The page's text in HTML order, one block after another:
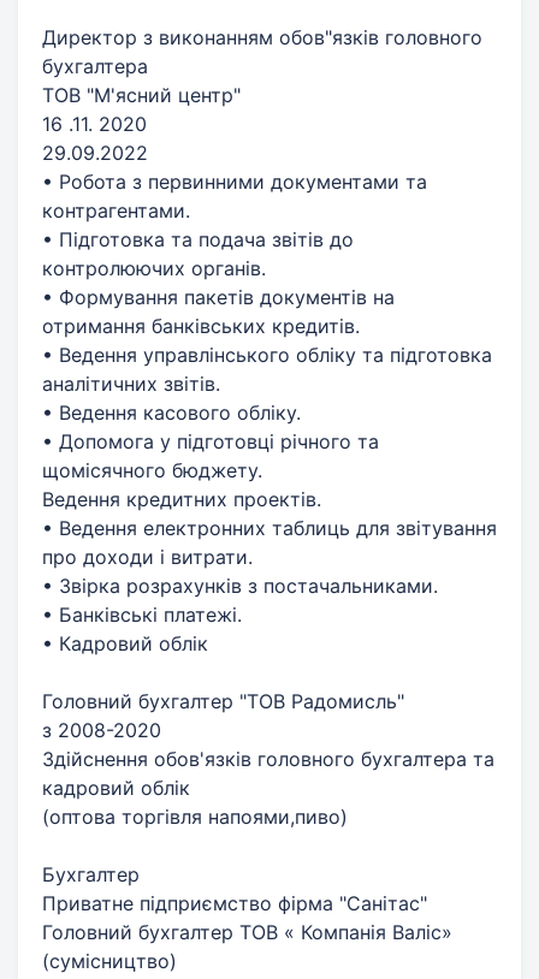
Директор з виконанням обов"язків головного
бухгалтера
ТОВ "М'ясний центр"
16 .11. 2020
29.09.2022
• Робота з первинними документами та
контрагентами.
• Підготовка та подача звітів до
контролюючих органів.
• Формування пакетів документів на
отримання банківських кредитів.
• Ведення управлінського обліку та підготовка
аналітичних звітів.
• Ведення касового обліку.
• Допомога у підготовці річного та
щомісячного бюджету.
Ведення кредитних проектів.
• Ведення електронних таблиць для звітування
про доходи і витрати.
• Звірка розрахунків з постачальниками.
• Банківські платежі.
• Кадровий облік
Головний бухгалтер "ТОВ Радомисль"
з 2008-2020
Здійснення обов'язків головного бухгалтера та
кадровий облік
(оптова торгівля напоями,пиво)
Бухгалтер
Приватне підприємство фірма "Санітас"
Головний бухгалтер ТОВ « Компанія Валіс»
(сумісництво)